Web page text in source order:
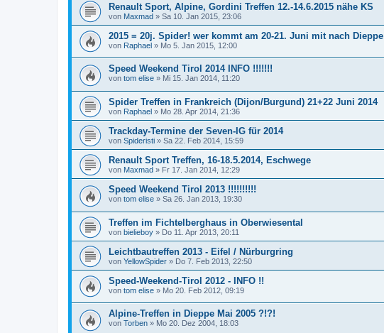
Renault Sport, Alpine, Gordini Treffen 12.-14.6.2015 nähe KS
von Maxmad » Sa 10. Jan 2015, 23:06
2015 = 20j. Spider! wer kommt am 20-21. Juni mit nach Dieppe
von Raphael » Mo 5. Jan 2015, 12:00
Speed Weekend Tirol 2014 INFO !!!!!!!
von tom elise » Mi 15. Jan 2014, 11:20
Spider Treffen in Frankreich (Dijon/Burgund) 21+22 Juni 2014
von Raphael » Mo 28. Apr 2014, 21:36
Trackday-Termine der Seven-IG für 2014
von Spideristi » Sa 22. Feb 2014, 15:59
Renault Sport Treffen, 16-18.5.2014, Eschwege
von Maxmad » Fr 17. Jan 2014, 12:29
Speed Weekend Tirol 2013 !!!!!!!!!!
von tom elise » Sa 26. Jan 2013, 19:30
Treffen im Fichtelberghaus in Oberwiesental
von bielieboy » Do 11. Apr 2013, 20:11
Leichtbautreffen 2013 - Eifel / Nürburgring
von YellowSpider » Do 7. Feb 2013, 22:50
Speed-Weekend-Tirol 2012 - INFO !!
von tom elise » Mo 20. Feb 2012, 09:19
Alpine-Treffen in Dieppe Mai 2005 ?!?!
von Torben » Mo 20. Dez 2004, 18:03